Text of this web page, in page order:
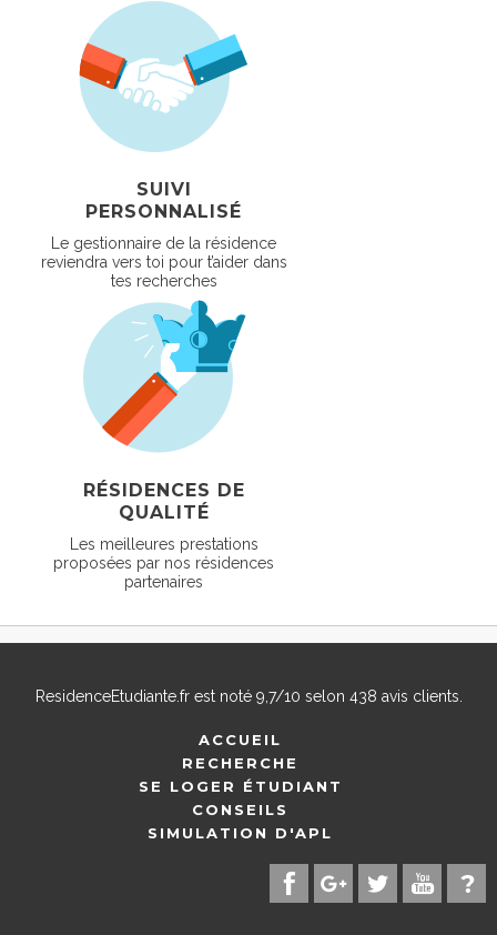
SUIVI
PERSONNALISÉ
Le gestionnaire de la résidence
reviendra vers toi pour t’aider dans
tes recherches
RÉSIDENCES DE
QUALITÉ
Les meilleures prestations
proposées par nos résidences
partenaires
ResidenceEtudiante.frest noté 9,7/10 selon 438 avis clients.
ACCUEIL
RECHERCHE
SE LOGER ÉTUDIANT
CONSEILS
SIMULATION D'APL